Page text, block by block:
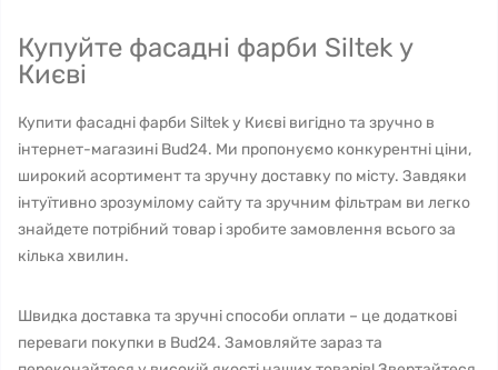
Купуйте фасадні фарби Siltek у
Києві
Купити фасадні фарби Siltek у Києві вигідно та зручно в
інтернет-магазині Bud24. Ми пропонуємо конкурентні ціни,
широкий асортимент та зручну доставку по місту. Завдяки
інтуїтивно зрозумілому сайту та зручним фільтрам ви легко
знайдете потрібний товар і зробите замовлення всього за
кілька хвилин.
Швидка доставка та зручні способи оплати – це додаткові
переваги покупки в Bud24. Замовляйте зараз та